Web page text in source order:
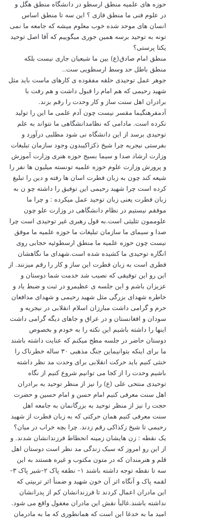
حوزه های علمیه منطق ارسطو در دانشگاه منطق هگل و
در علوم فنی ما منطق فازی ؟ این سه تا منطق اساس
انسان های موحد شده خوب معلوم میشه که جامعه ما نمی
تونه به توحید برسه همین جوری میگوییم که آقا اصل توحید
یکتا پرستی؟
منطق امام صادق(ع) بین ما شیعیان جاری نیست بلکه
منطق باطل حد وسط ارسطویی ست..
جوهر عمل توحیدی حلقه مفقوده ی کارهای ماست باید مثل
شهید رحیمی که هم امام را قبول داشت و هم رفت با
برادران اهل سنت ساز و کار وحدت را رقم بزند.
آدمفرهنگیما مقسر نیست چون آدم علمی ما این را تولید
نکرده است. مادامی که نظامدانشگاهی ما نتواند به علم
توحیدی برسد از این دانشگاه نی شود مطلبی درآورد و
بفرستی نیجریه چرا شیخ ذکزاکیبدون وجود سازمان تبلبغات
وزارت ارشاد صدا و سیما بسیج حوزه هنری وزارت آموزش
و پرورش وزارت علوم حوزه علمیه تونسته میلیون ها نفر را
شیعه کند چون به زبان فطرت اسان ها رفته و دین را تبلیغ
کرده است چرا شهید رحیمی این توفیق را داشته چو ن به
زبان فطرت یعنی زبان توحید عمل میکرده : و چرا ما
موفقم نیستیم در نظام دانشگاهی در وزارت علو چون
علوممون تثلیثی است.به قول رهبری غیر توحیدی است چرا
صدا و سیمای ما سازمان تبلیغات ما حوزه علمیه ما موفق
نیست چون حوزه علمیه ما منطق ارسطوئیه حجابی روی
انگاره توحیدی ما کشیده شده است.شهدای ما نگاهشان
فطری است به زبان فطرت این ساز و کار را رقم میزنند. از
این رو این توفیقی که نصیب شد خدمت شما دوستان و
عزیزان باشم و این جلسه ی عظیمرو در ثبت و ضبط یاد و
خاطره شهدای بزرگی مثل شهید رحیمی و شهدای مدافعان
حرم و گرامی داشت مبارزان اسلام انقلابی در نیجریه و
سودان و افغانستان و در عراق و جاهای دیگه گرامی داشت
اینها را داشته باشیم این نکته را به خودم و بخصوص
دوستان حاضر در جلسه مطح میکنم که عنایت داشته باشند
ما برای اینکه بتوانیماین جنگ مذهبی ۳۰ ساله خطرناک را
خنثی کنیم باید حرکت انقلابی برای وحدت مد نظر داشته
باشیم وحدت را از کجا می توانیم شروع کنیم از نگاه
توحیدی منتحی علی (ع) را نیز از منظر توحید به برادران
اهل سنت معرفی کنیم امام حسن و امام حسین و حضرت
حجت را نیز از منظر توحید به بزرگانمان به جامعه اهل
سنت معرفی کنیم همان حرکتی که به زبان فطرت از شهید
رحیمی تا شیخ زکذاکی رقم زدند. چرا بچه خراب در میان؟
یک نقطه : زن هایشان زمینه انحطاط فرزندانشان شدند. و
از این رو امروز که سبک زندگی مد نظر است دوستان اهل
قلم و هنرمندان که در متون مکتوب و غیره هستند به این
سه تا نقطه توجه داشته باشند ۱- نطفه پاک ۲-شیر پاک ۳-
لقمه پاک و آنگاه اثر آن خون شهید و ضمنأ اثر تربیتی که
این مادران اعمال کردند تا فرزندانشان کم از پدرانشان
نداشته باشند.غالبأ نقش این مادران مغفول واقع می شود.
امید ما به خدغا این است که همانطوری که ما به مادرمان